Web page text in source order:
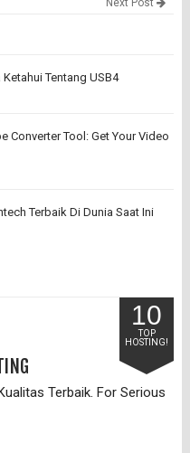
Next Post
Tentang USB4
Converter Tool: Get Your Video
Terbaik Di Dunia Saat Ini
10
TOP
HOSTING!
Terbaik. For Serious